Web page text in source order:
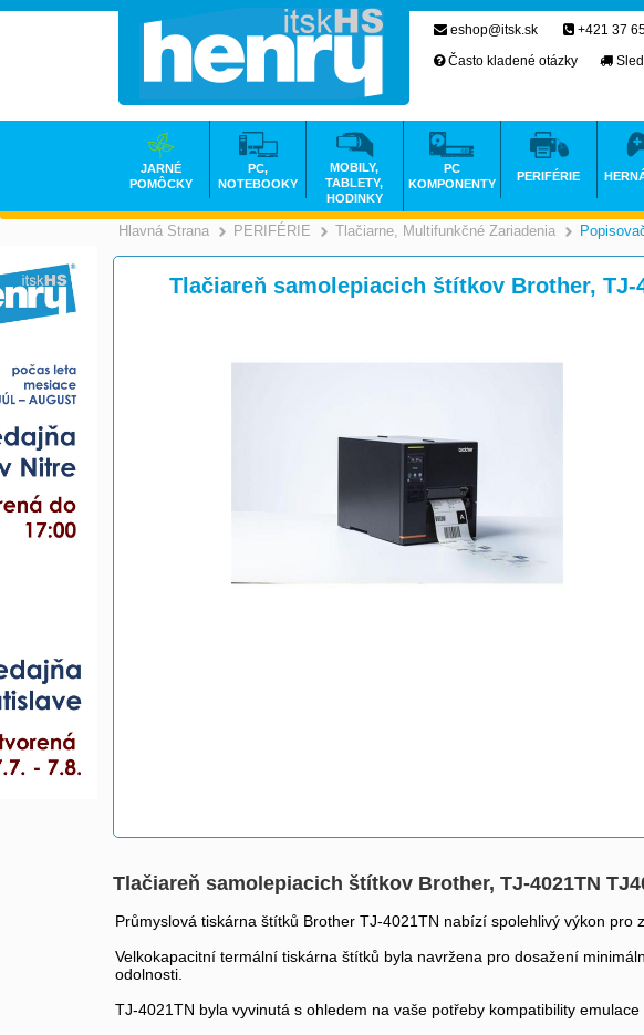
Hlavná Strana >
PERIFÉRIE >
Tlačiarne, Multifunkčné Zariadenia
Tlačiareň samolepiacich štítkov Brother, TJ-
Tlačiareň samolepiacich štítkov Brother, TJ-4021TN
Průmyslová tiskárna štítků Brother TJ-4021TN nabízí spolehlivý výkon pro
Velkokapacitní termální tiskárna štítků byla navržena pro dosažení
odolnosti.
TJ-4021TN byla vyvinutá s ohledem na vaše potřeby kompatibility
eshop@itsk.sk +421 37
Často kladené otázky
JARNÉ
POMÔCKY
PC,
NOTEBOOKY
MOBILY,
TABLETY,
HODINKY
PC
KOMPONENTY
PERIFÉRIE